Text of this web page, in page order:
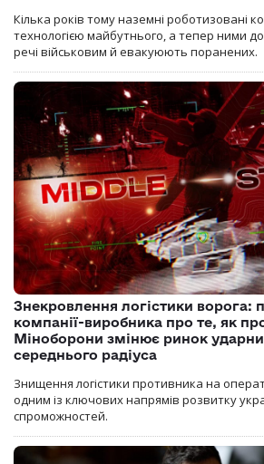
Кілька років тому наземні роботизовані
технологією майбутнього, а тепер ними
речі військовим й евакуюють поранених.
Знекровлення логістики ворога:
компанії-виробника про те, як
Міноборони змінює ринок
середнього радіуса
Знищення логістики противника на
одним із ключових напрямів розвитку
спроможностей.